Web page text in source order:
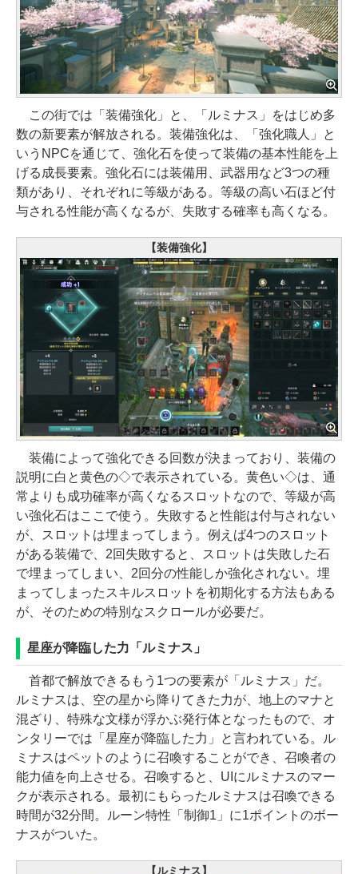
この街では「装備強化」と、「ルミナス」をはじめ多
数の新要素が解放される。装備強化は、「強化職人」と
いうNPCを通じて、強化石を使って装備の基本性能を上
げる成長要素。強化石には装備用、武器用など3つの種
類があり、それぞれに等級がある。等級の高い石ほど付
与される性能が高くなるが、失敗する確率も高くなる。
【装備強化】
装備によって強化できる回数が決まっており、装備の
説明に白と黄色の◇で表示されている。黄色い◇は、通
常よりも成功確率が高くなるスロットなので、等級が高
い強化石はここで使う。失敗すると性能は付与されない
が、スロットは埋まってしまう。例えば4つのスロット
がある装備で、2回失敗すると、スロットは失敗した石
で埋まってしまい、2回分の性能しか強化されない。埋
まってしまったスキルスロットを初期化する方法もある
が、そのための特別なスクロールが必要だ。
星座が降臨した力「ルミナス」
首都で解放できるもう1つの要素が「ルミナス」だ。
ルミナスは、空の星から降りてきた力が、地上のマナと
混ざり、特殊な文様が浮かぶ発行体となったもので、オ
ンタリーでは「星座が降臨した力」と言われている。ル
ミナスはペットのように召喚することができ、召喚者の
能力値を向上させる。召喚すると、UIにルミナスのマー
クが表示される。最初にもらったルミナスは召喚できる
時間が32分間。ルーン特性「制御1」に1ポイントのボー
ナスがついた。
【ルミナス】